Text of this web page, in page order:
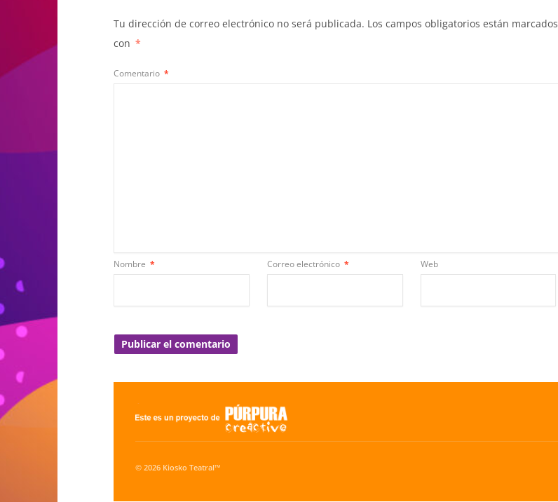
Tu dirección de correo electrónico no será publicada. Los campos obligatorios están marcados
con *
Comentario *
Nombre * Correo electrónico * Web
© 2026 Kiosko Teatral™